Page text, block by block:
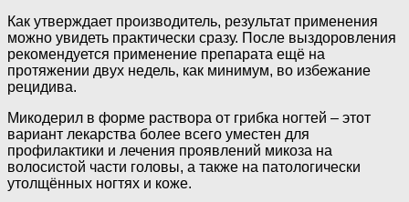
Как утверждает производитель, результат применения
можно увидеть практически сразу. После выздоровления
рекомендуется применение препарата ещё на
протяжении двух недель, как минимум, во избежание
рецидива.
Микодерил в форме раствора от грибка ногтей – этот
вариант лекарства более всего уместен для
профилактики и лечения проявлений микоза на
волосистой части головы, а также на патологически
утолщённых ногтях и коже.